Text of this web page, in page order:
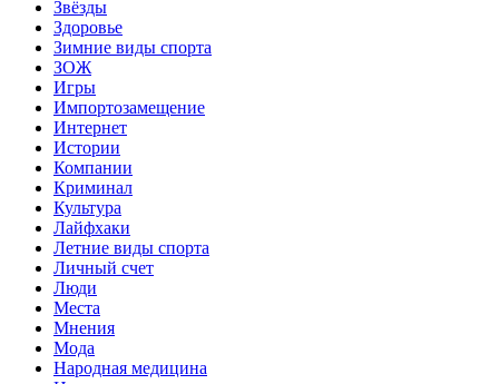
Звёзды
Здоровье
Зимние виды спорта
ЗОЖ
Игры
Импортозамещение
Интернет
Истории
Компании
Криминал
Культура
Лайфхаки
Летние виды спорта
Личный счет
Люди
Места
Мнения
Мода
Народная медицина